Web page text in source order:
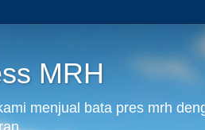
MRH
menjual bata pres mrh